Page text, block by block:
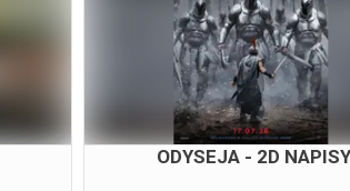
ODYSEJA - 2D NAPISY